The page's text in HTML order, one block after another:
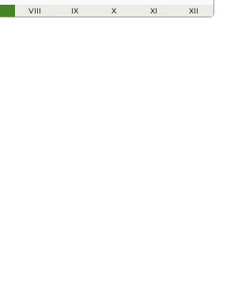
VIII IX X XI XII